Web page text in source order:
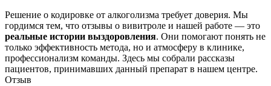
Решение о кодировке от алкоголизма требует доверия. Мы
гордимся тем, что отзывы о вивитроле и нашей работе — это
реальные истории выздоровления. Они помогают понять не
только эффективность метода, но и атмосферу в клинике,
профессионализм команды. Здесь мы собрали рассказы
пациентов, принимавших данный препарат в нашем центре.
Отзыв